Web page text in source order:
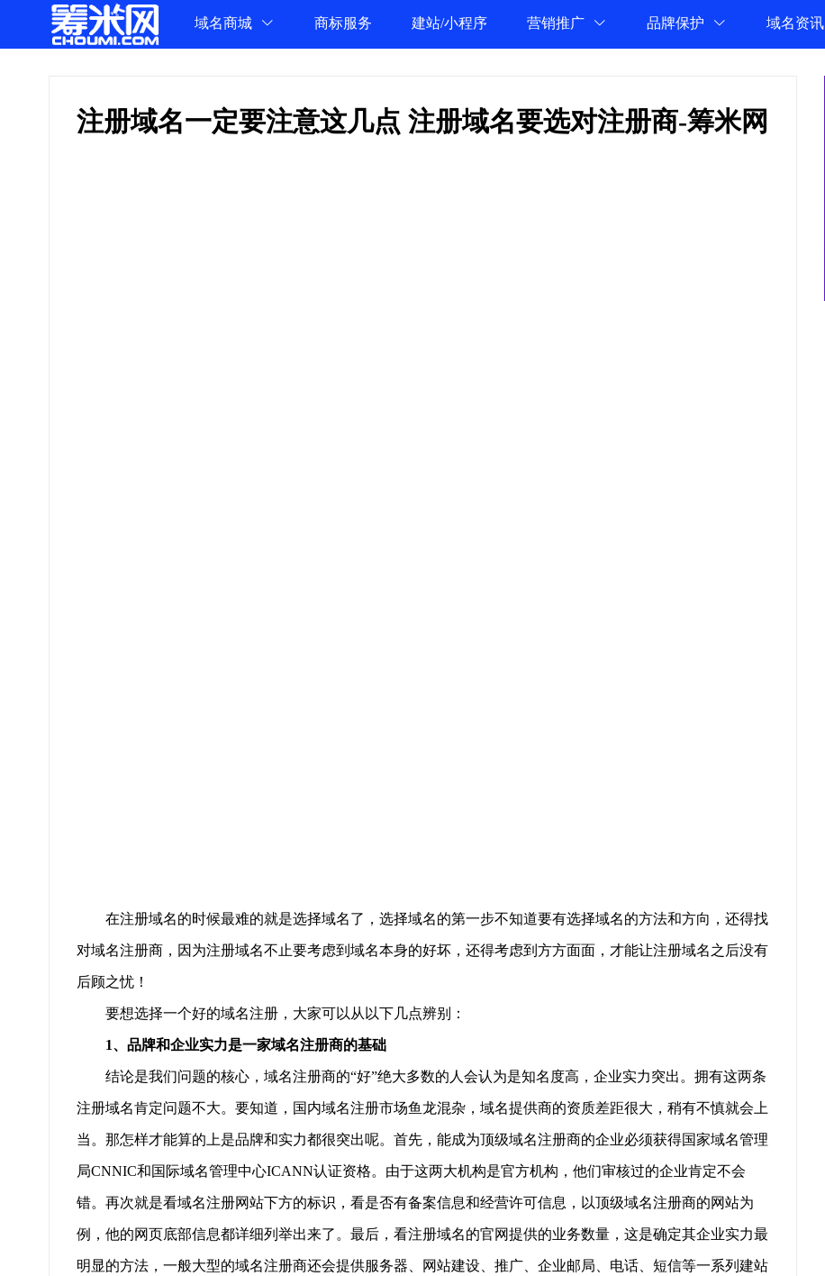
域名商城 商标服务 建站/小程序 营销推广 品牌保护 域名资讯
注册域名一定要注意这几点 注册域名要选对注册商-筹米网
在注册域名的时候最难的就是选择域名了，选择域名的第一步不知道要有选择域名的方法和方向，还得找
对域名注册商，因为注册域名不止要考虑到域名本身的好坏，还得考虑到方方面面，才能让注册域名之后没有
后顾之忧！
要想选择一个好的域名注册，大家可以从以下几点辨别：
1、品牌和企业实力是一家域名注册商的基础
结论是我们问题的核心，域名注册商的“好”绝大多数的人会认为是知名度高，企业实力突出。拥有这两条
注册域名肯定问题不大。要知道，国内域名注册市场鱼龙混杂，域名提供商的资质差距很大，稍有不慎就会上
当。那怎样才能算的上是品牌和实力都很突出呢。首先，能成为顶级域名注册商的企业必须获得国家域名管理
局CNNIC和国际域名管理中心ICANN认证资格。由于这两大机构是官方机构，他们审核过的企业肯定不会
错。再次就是看域名注册网站下方的标识，看是否有备案信息和经营许可信息，以顶级域名注册商的网站为
例，他的网页底部信息都详细列举出来了。最后，看注册域名的官网提供的业务数量，这是确定其企业实力最
明显的方法，一般大型的域名注册商还会提供服务器、网站建设、推广、企业邮局、电话、短信等一系列建站